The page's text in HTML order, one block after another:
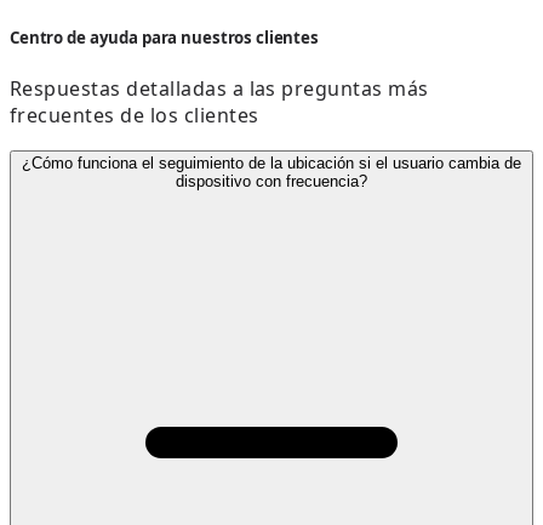
Centro de ayuda para nuestros clientes
Respuestas detalladas a las preguntas más
frecuentes de los clientes
¿Cómo funciona el seguimiento de la ubicación si el usuario cambia de
dispositivo con frecuencia?